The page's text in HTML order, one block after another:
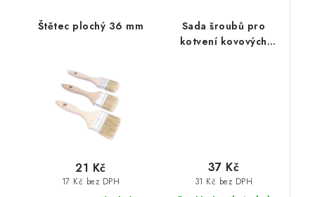
Štětec plochý 36 mm
17 Kč bez DPH
21 Kč
Sada šroubů pro
kotvení kovových
31 Kč bez DPH
37 Kč